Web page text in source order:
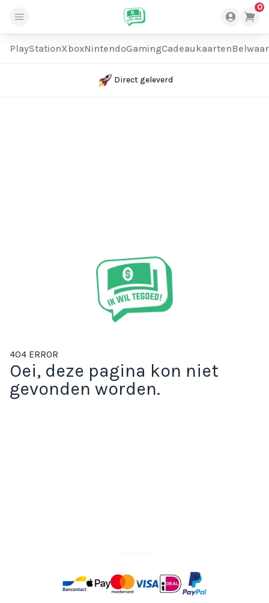
0
PlayStationXboxNintendoGamingCadeaukaarten
Direct geleverd
404 ERROR
Oei, deze pagina kon niet
gevonden worden.